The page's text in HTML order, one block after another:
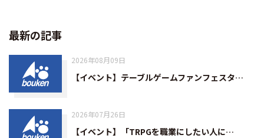
最新の記事
2026年08月09日
【イベント】テーブルゲームファンフェスタ…
2026年07月26日
【イベント】「TRPGを職業にしたい人に…